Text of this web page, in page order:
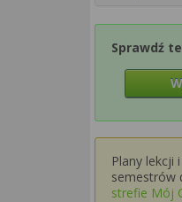
Sprawdź
Plany lekcji
semestrów
strefie Mój